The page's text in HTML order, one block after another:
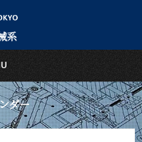
系
ダー
English